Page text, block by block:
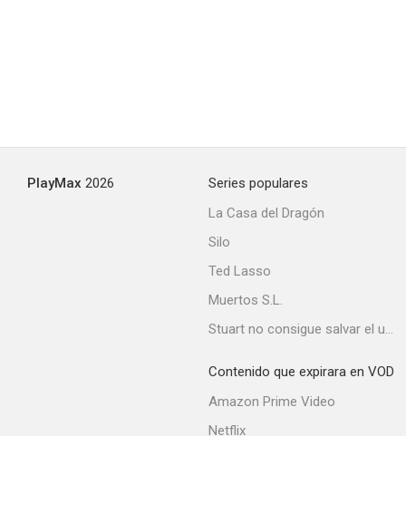
PlayMax 2026
Series populares
La Casa del Dragón
Silo
Ted Lasso
Muertos S.L.
Stuart no consigue salvar el universo
Contenido que expirara en VOD
Amazon Prime Video
Netflix